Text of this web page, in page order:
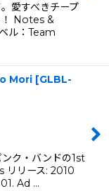
愛すべきチープ
！ Notes &
ル：Team
Mori [GLBL-
ク・バンドの1st
リリース: 2010
Ad …